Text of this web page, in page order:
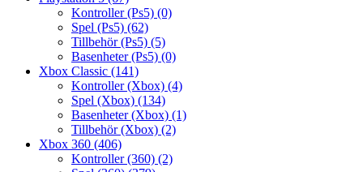
Kontroller (Ps5) (0)
Spel (Ps5) (62)
Tillbehör (Ps5) (5)
Basenheter (Ps5) (0)
Xbox Classic (141)
Kontroller (Xbox) (4)
Spel (Xbox) (134)
Basenheter (Xbox) (1)
Tillbehör (Xbox) (2)
Xbox 360 (406)
Kontroller (360) (2)